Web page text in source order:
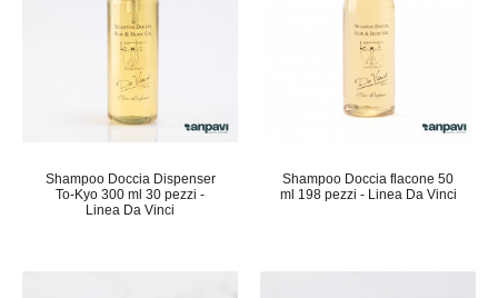
Shampoo Doccia Dispenser
To-Kyo 300 ml 30 pezzi -
Linea Da Vinci
Shampoo Doccia flacone 50
ml 198 pezzi - Linea Da Vinci